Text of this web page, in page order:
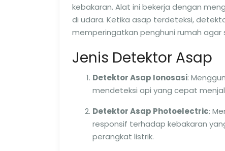
kebakaran. Alat ini bekerja dengan
di udara. Ketika asap terdeteksi,
memperingatkan penghuni rumah
Jenis Detektor Asap
Detektor Asap Ionosasi:
mendeteksi api yang cepat
Detektor Asap Photoelectric:
responsif terhadap kebakaran
perangkat listrik.